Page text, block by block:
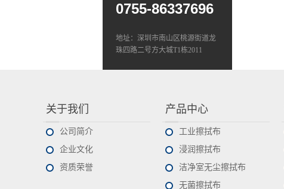
0755-86337696
地址：深圳市南山区桃源街道龙
珠四路二号方大城T1栋2011
关于我们
公司简介
企业文化
资质荣誉
产品中心
工业擦拭布
浸润擦拭布
洁净室无尘擦拭布
无菌擦拭布